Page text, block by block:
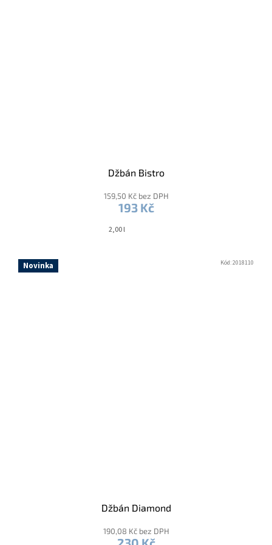
Džbán Bistro
159,50 Kč bez DPH
193 Kč
2,00 l
Novinka
Džbán Diamond
190,08 Kč bez DPH
Kód:2018110